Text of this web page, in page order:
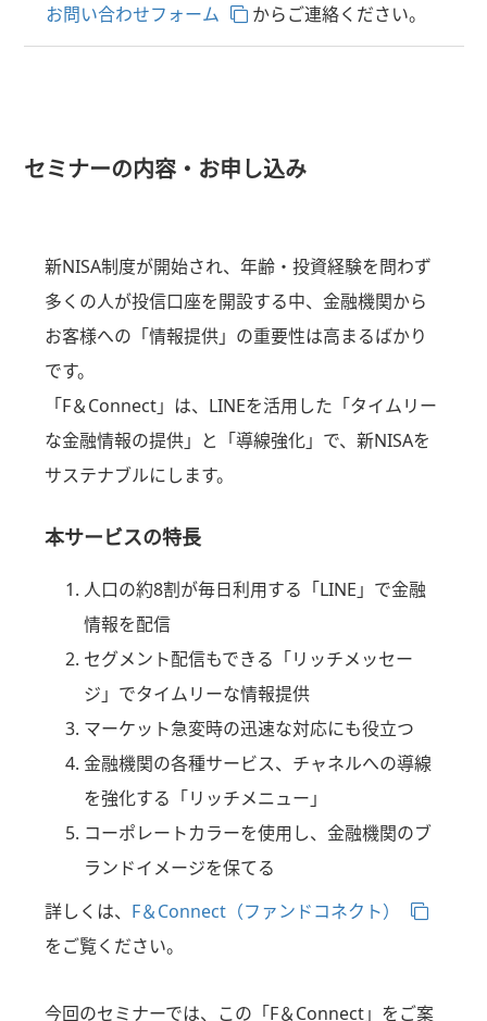
お問い合わせフォーム
からご連絡ください。
セミナーの内容・お申し込み
新NISA制度が開始され、年齢・投資経験を問わず
多くの人が投信口座を開設する中、金融機関から
お客様への「情報提供」の重要性は高まるばかり
です。
「F＆Connect」は、LINEを活用した「タイムリー
な金融情報の提供」と「導線強化」で、新NISAを
サステナブルにします。
本サービスの特長
人口の約8割が毎日利用する「LINE」で金融
情報を配信
セグメント配信もできる「リッチメッセー
ジ」でタイムリーな情報提供
マーケット急変時の迅速な対応にも役立つ
金融機関の各種サービス、チャネルへの導線
を強化する「リッチメニュー」
コーポレートカラーを使用し、金融機関のブ
ランドイメージを保てる
詳しくは、 F＆Connect（ファンドコネクト）
をご覧ください。
今回のセミナーでは、この「F＆Connect」をご案